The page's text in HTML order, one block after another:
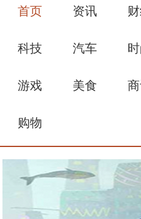
首页 资讯
科技 汽车
游戏 美食
购物